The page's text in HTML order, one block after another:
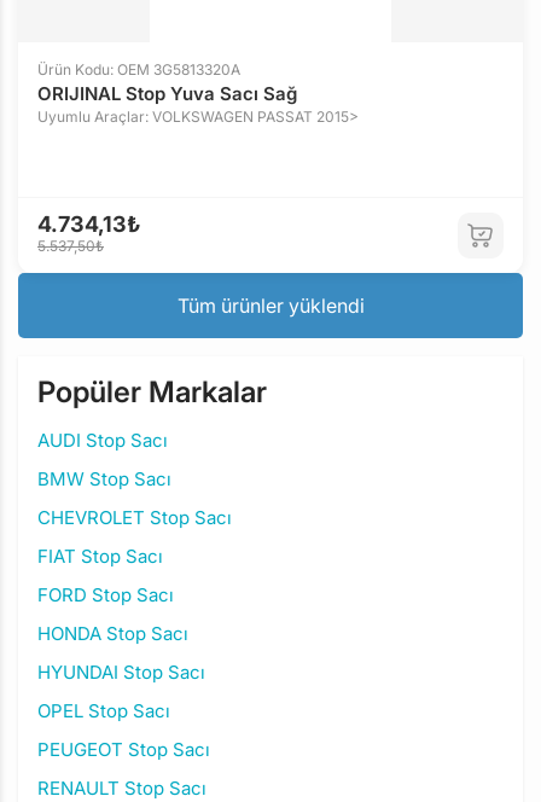
Ürün Kodu: OEM 3G5813320A
ORIJINAL Stop Yuva Sacı Sağ
Uyumlu Araçlar: VOLKSWAGEN PASSAT 2015>
4.734,13₺
5.537,50₺
Tüm ürünler yüklendi
Popüler Markalar
AUDI Stop Sacı
BMW Stop Sacı
CHEVROLET Stop Sacı
FIAT Stop Sacı
FORD Stop Sacı
HONDA Stop Sacı
HYUNDAI Stop Sacı
OPEL Stop Sacı
PEUGEOT Stop Sacı
RENAULT Stop Sacı